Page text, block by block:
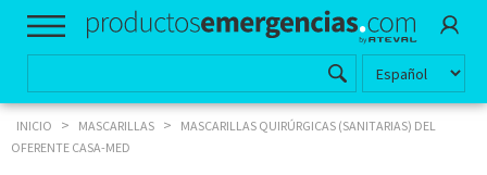
INICIO > MASCARILLAS >
MASCARILLAS QUIRÚRGICAS (SANITARIAS) DEL
OFERENTE CASA-MED